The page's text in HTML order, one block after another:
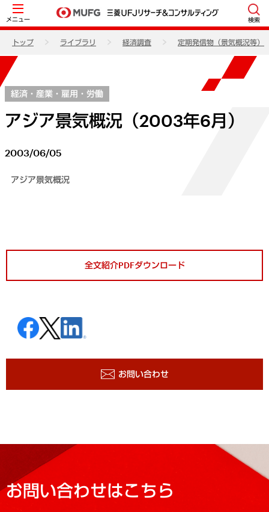
メニュー 検索
トップ ライブラリ 経済調査 定期発信物（景気概況等）
経済・産業・雇用・労働
アジア景気概況（2003年6月）
2003/06/05
アジア景気概況
全文紹介PDFダウンロード
お問い合わせ
お問い合わせはこちら